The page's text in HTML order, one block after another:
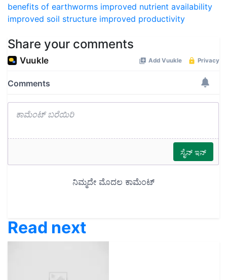
benefits of earthworms improved nutrient availability
improved soil structure improved productivity
Share your comments
Read next